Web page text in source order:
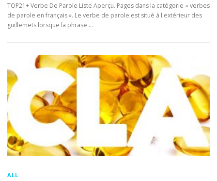
TOP21+ Verbe De Parole Liste Aperçu. Pages dans la catégorie « verbes
de parole en français ». Le verbe de parole est situé à l'extérieur des
guillemets lorsque la phrase …
ALL